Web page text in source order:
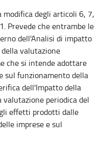
modifica degli articoli 6, 7,
Prevede che entrambe le
dell'Analisi di impatto
valutazione
che si intende adottare
sul funzionamento della
dell'Impatto della
valutazione periodica del
effetti prodotti dalle
imprese e sul